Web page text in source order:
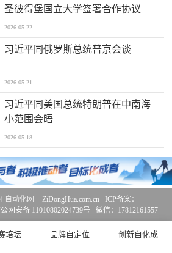
圣彼得堡国立大学签署合作协议
2026-05-22
习近平同俄罗斯总统普京会谈
2026-05-21
习近平同美国总统特朗普在中南海
小范围会晤
2026-05-18
培坛 品牌自定位 创新自化成
自动化网
ZiDongHua.com.cn ICP备案：
网安备 11010802024739号 微信：17812161557